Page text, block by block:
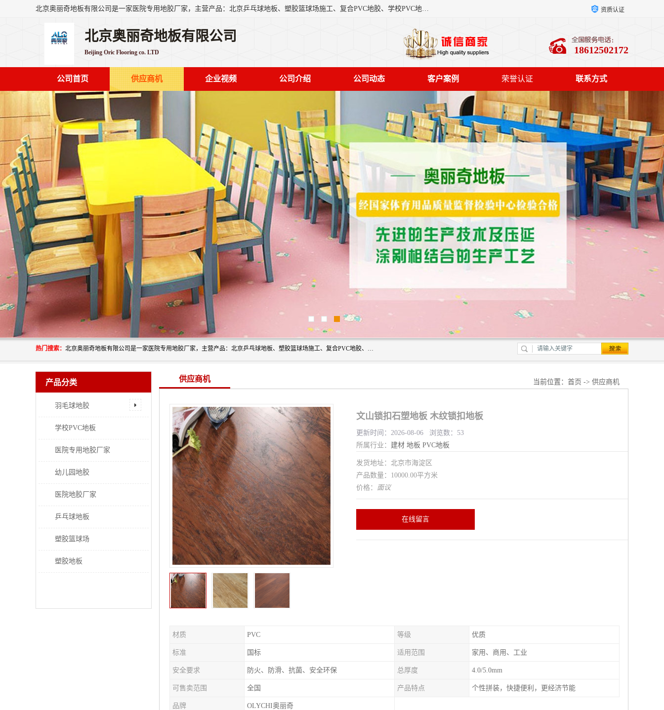
北京奥丽奇地板有限公司是一家医院专用地胶厂家，主营产品：北京乒乓球地板、塑胶篮球场施工、复合PVC地胶、学校PVC地板、幼儿园地胶等，奥丽奇是一家销售为一体PVC地板，塑胶地板为主的销售企业，公司所生产的PVC塑胶地板产品主要用于办公楼、医院、 机场、学校、幼儿园、商场、交通工具、宾馆、车站等公共场所。 资质认证
北京奥丽奇地板有限公司
Beijing Oric Flooring co. LTD 18612502172
公司首页 供应商机 企业视频 公司介绍 公司动态 客户案例 荣誉认证 联系方式
热门搜索： 北京奥丽奇地板有限公司是一家医院专用地胶厂家，主营产品：北京乒乓球地板、塑胶篮球场施工、复合PVC地胶、学校PVC地板、幼儿园地胶等，奥丽奇是一家销售为一体PVC地板，塑胶地板为主的销售企业，公司所生产的PVC塑胶地板产品主要用于办公楼、医院、 机场、学校、幼儿园、商场、交通工具、宾馆、车站等公共场所。
产品分类
羽毛球地胶
学校PVC地板
医院专用地胶厂家
幼儿园地胶
医院地胶厂家
乒乓球地板
塑胶篮球场
塑胶地板
供应商机 当前位置： 首页 -> 供应商机
文山锁扣石塑地板 木纹锁扣地板
更新时间：2026-08-06 浏览数：53
所属行业： 建材 地板 PVC地板
发货地址：北京市海淀区
产品数量：10000.00平方米
价格： 面议
在线留言
材质 PVC 等级 优质
标准 国标 适用范围 家用、商用、工业
安全要求 防火、防滑、抗菌、安全环保 总厚度 4.0/5.0mm
可售卖范围 全国 产品特点 个性拼装，快捷便利，更经济节能
品牌 OLYCHI奥丽奇